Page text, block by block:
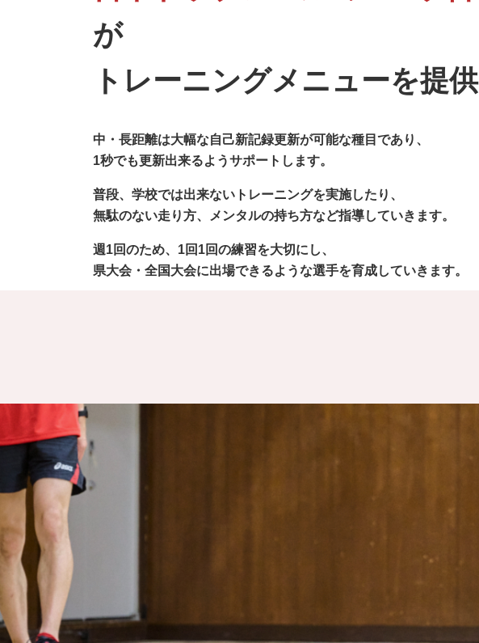
が
トレーニングメニューを提供
中・長距離は大幅な自己新記録更新が可能な種目であり、
1秒でも更新出来るようサポートします。
普段、学校では出来ないトレーニングを実施したり、
無駄のない走り方、メンタルの持ち方など指導していきます。
週1回のため、1回1回の練習を大切にし、
県大会・全国大会に出場できるような選手を育成していきます。